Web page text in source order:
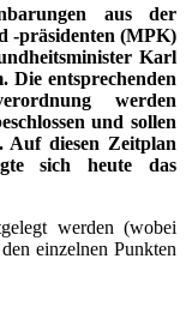
aus der
-präsidenten (MPK)
Karl
Die entsprechenden
werden
und sollen
diesen Zeitplan
sich heute das
werden (wobei
einzelnen Punkten